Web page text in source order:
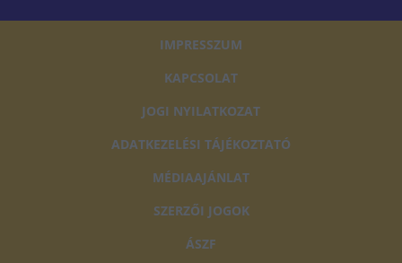
IMPRESSZUM
KAPCSOLAT
JOGI NYILATKOZAT
ADATKEZELÉSI TÁJÉKOZTATÓ
MÉDIAAJÁNLAT
SZERZŐI JOGOK
ÁSZF